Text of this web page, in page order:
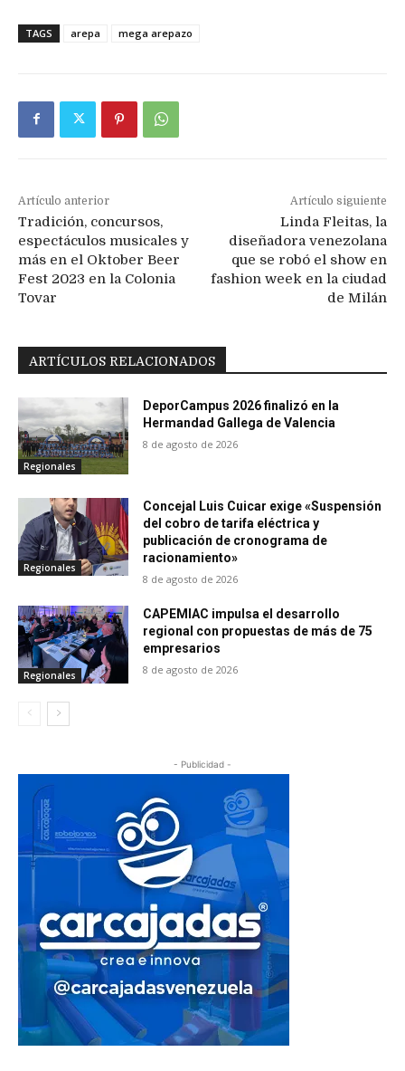
TAGS arepa mega arepazo
Artículo anterior
Tradición, concursos,
espectáculos musicales y
más en el Oktober Beer
Fest 2023 en la Colonia
Tovar
Artículo siguiente
Linda Fleitas, la
diseñadora venezolana
que se robó el show en
fashion week en la ciudad
de Milán
ARTÍCULOS RELACIONADOS
Regionales
DeporCampus 2026 finalizó en la
Hermandad Gallega de Valencia
8 de agosto de 2026
Regionales
Concejal Luis Cuicar exige «Suspensión
del cobro de tarifa eléctrica y
publicación de cronograma de
racionamiento»
8 de agosto de 2026
Regionales
CAPEMIAC impulsa el desarrollo
regional con propuestas de más de 75
empresarios
8 de agosto de 2026
- Publicidad -